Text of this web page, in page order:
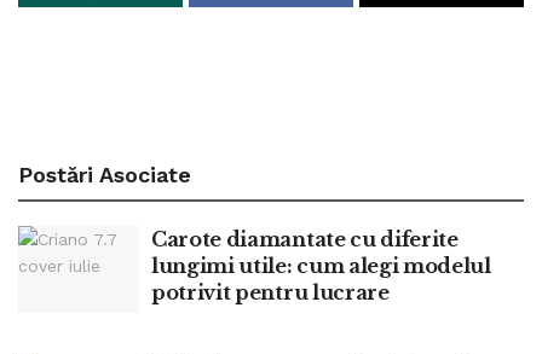
Postări Asociate
Carote diamantate cu diferite
lungimi utile: cum alegi modelul
potrivit pentru lucrare